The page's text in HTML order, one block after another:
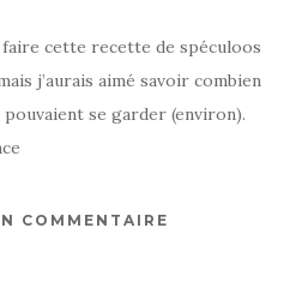
cette recette de spéculoos
j’aurais aimé savoir combien
se garder (environ).
COMMENTAIRE